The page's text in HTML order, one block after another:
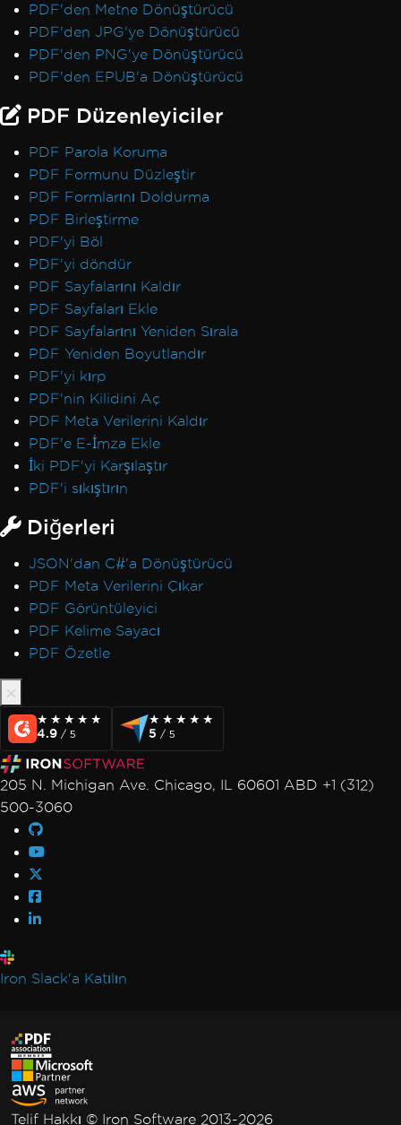
PDF'den Metne Dönüştürücü
PDF'den JPG'ye Dönüştürücü
PDF'den PNG'ye Dönüştürücü
PDF'den EPUB'a Dönüştürücü
PDF Düzenleyiciler
PDF Parola Koruma
PDF Formunu Düzleştir
PDF Formlarını Doldurma
PDF Birleştirme
PDF'yi Böl
PDF'yi döndür
PDF Sayfalarını Kaldır
PDF Sayfaları Ekle
PDF Sayfalarını Yeniden Sırala
PDF Yeniden Boyutlandır
PDF'yi kırp
PDF'nin Kilidini Aç
PDF Meta Verilerini Kaldır
PDF'e E-İmza Ekle
İki PDF'yi Karşılaştır
PDF'i sıkıştırın
Diğerleri
JSON'dan C#'a Dönüştürücü
PDF Meta Verilerini Çıkar
PDF Görüntüleyici
PDF Kelime Sayacı
PDF Özetle
★★★★★
★★★★★
4.9 / 5
★★★★★
★★★★★
5 / 5
205 N. Michigan Ave. Chicago, IL 60601 ABD +1 (312)
500-3060
Iron Slack'a Katılın
Telif Hakkı © Iron Software 2013-2026